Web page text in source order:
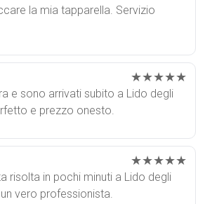
la mia tapparella. Servizio
★★★★★
e sono arrivati subito a Lido degli
e prezzo onesto.
★★★★★
risolta in pochi minuti a Lido degli
vero professionista.